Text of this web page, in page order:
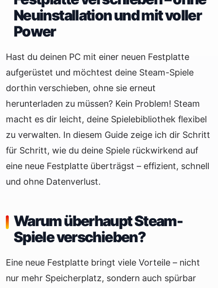
Neuinstallation und mit voller
Power
Hast du deinen PC mit einer neuen Festplatte
aufgerüstet und möchtest deine Steam-Spiele
dorthin verschieben, ohne sie erneut
herunterladen zu müssen? Kein Problem! Steam
macht es dir leicht, deine Spielebibliothek flexibel
zu verwalten. In diesem Guide zeige ich dir Schritt
für Schritt, wie du deine Spiele rückwirkend auf
eine neue Festplatte überträgst – effizient, schnell
und ohne Datenverlust.
Warum überhaupt Steam-
Spiele verschieben?
Eine neue Festplatte bringt viele Vorteile – nicht
nur mehr Speicherplatz, sondern auch spürbar